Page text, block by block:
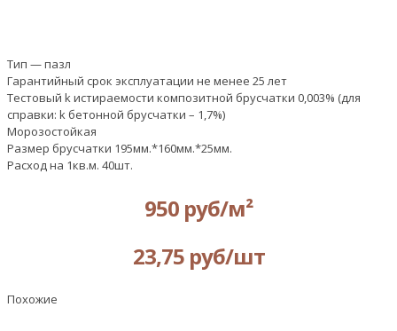
Тип — пазл
Гарантийный срок эксплуатации не менее 25 лет
Тестовый k истираемости композитной брусчатки 0,003% (для
справки: k бетонной брусчатки – 1,7%)
Морозостойкая
Размер брусчатки 195мм.*160мм.*25мм.
Расход на 1кв.м. 40шт.
950 руб/м²
23,75 руб/шт
Похожие